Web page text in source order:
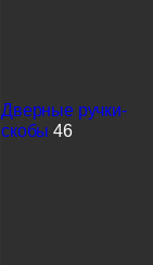
Дверные ручки-
скобы 46